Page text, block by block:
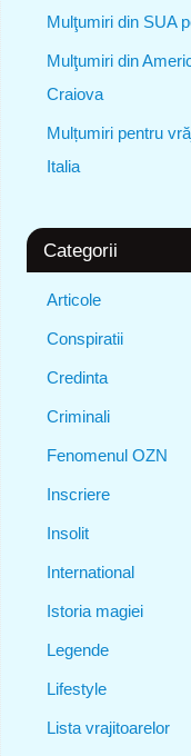
Mulţumiri din SUA
Mulţumiri din
Craiova
Mulțumiri pentru
Italia
Categorii
Articole
Conspiratii
Credinta
Criminali
Fenomenul OZN
Inscriere
Insolit
International
Istoria magiei
Legende
Lifestyle
Lista vrajitoarelor